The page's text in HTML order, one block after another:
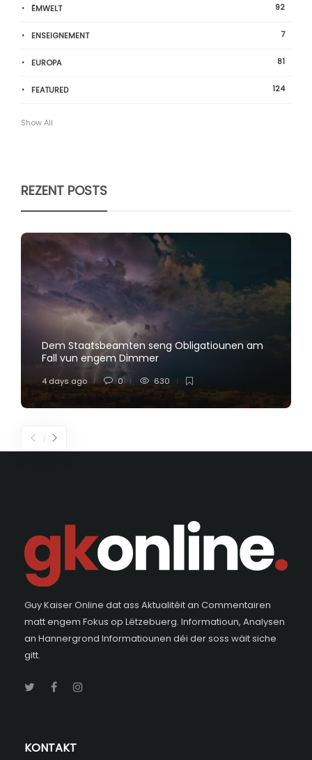
ËMWELT 92
ENSEIGNEMENT 7
EUROPA 81
FEATURED 124
Show All
REZENT POSTS
Dem Staatsbeamten seng Obligatiounen am
Fall vun engem Dimmer
4 days ago 0 630
Guy Kaiser Online dat ass Aktualitéit an Commentairen
matt engem Fokus op Lëtzebuerg. Informatioun, Analysen
an Hannergrond Informatiounen déi der soss wäit siche
gitt.
KONTAKT